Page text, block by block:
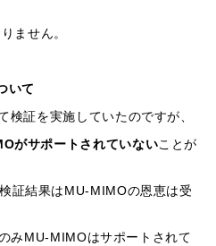
ません。
いて
証を実施していたのですが、
がサポートされていないことが
証結果はMU-MIMOの恩恵は受
みMU-MIMOはサポートされて